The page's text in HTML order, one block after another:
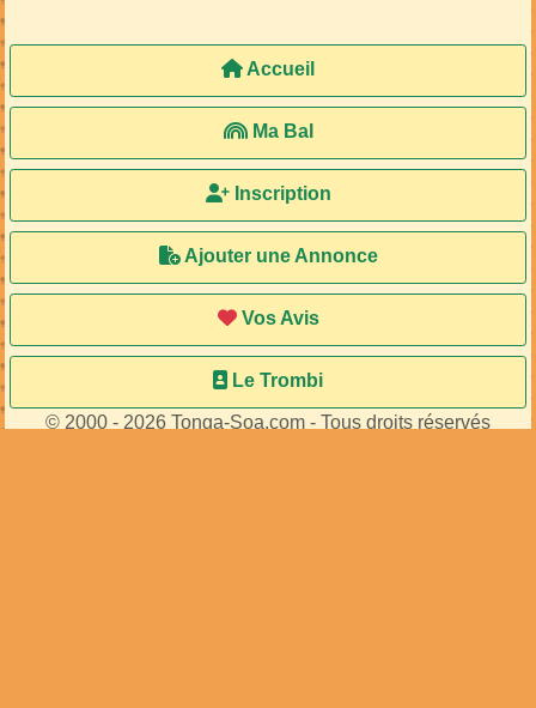
Accueil
Ma Bal
Inscription
Ajouter une Annonce
Vos Avis
Le Trombi
© 2000 - 2026 Tonga-Soa.com - Tous droits réservés